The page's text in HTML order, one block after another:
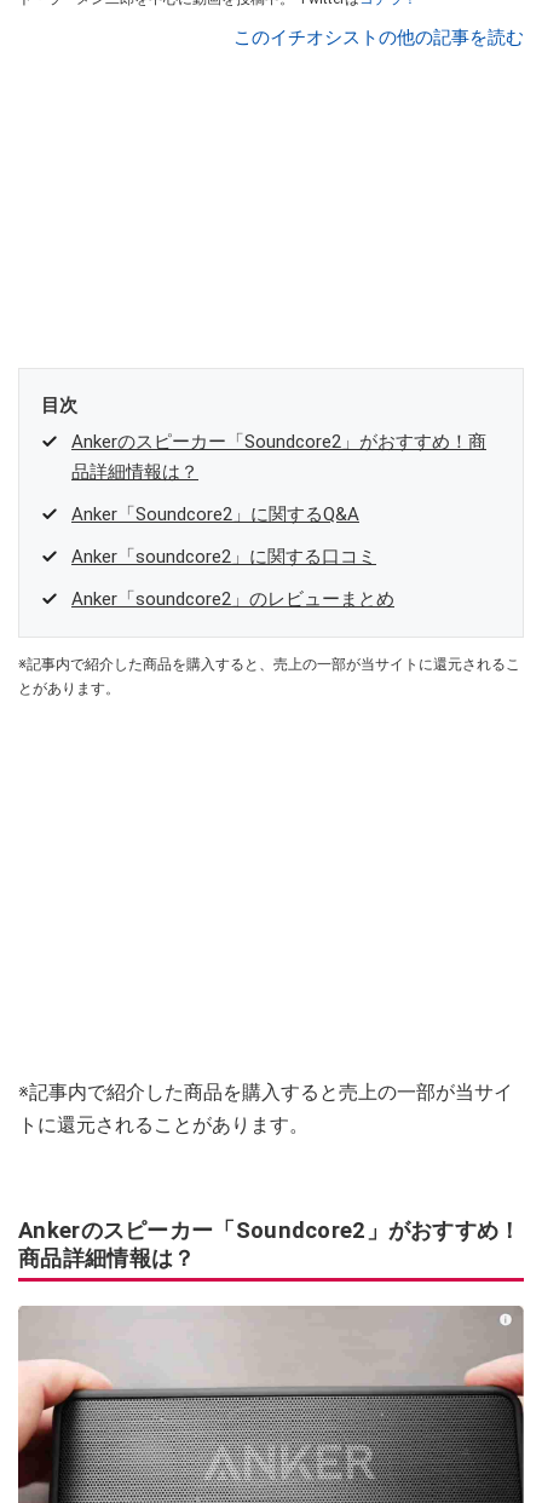
このイチオシストの他の記事を読む
目次
Ankerのスピーカー「Soundcore2」がおすすめ！商
品詳細情報は？
Anker「Soundcore2」に関するQ&A
Anker「soundcore2」に関する口コミ
Anker「soundcore2」のレビューまとめ
※記事内で紹介した商品を購入すると、売上の一部が当サイトに還元されるこ
とがあります。
※記事内で紹介した商品を購入すると売上の一部が当サイ
トに還元されることがあります。
Ankerのスピーカー「Soundcore2」がおすすめ！
商品詳細情報は？